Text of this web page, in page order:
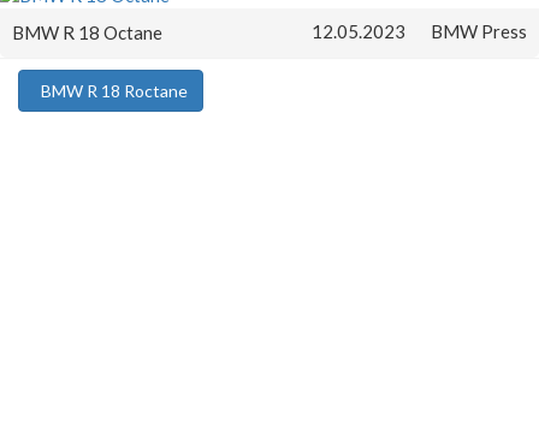
BMW R 18 Octane 12.05.2023 BMW Press
BMW R 18 Roctane